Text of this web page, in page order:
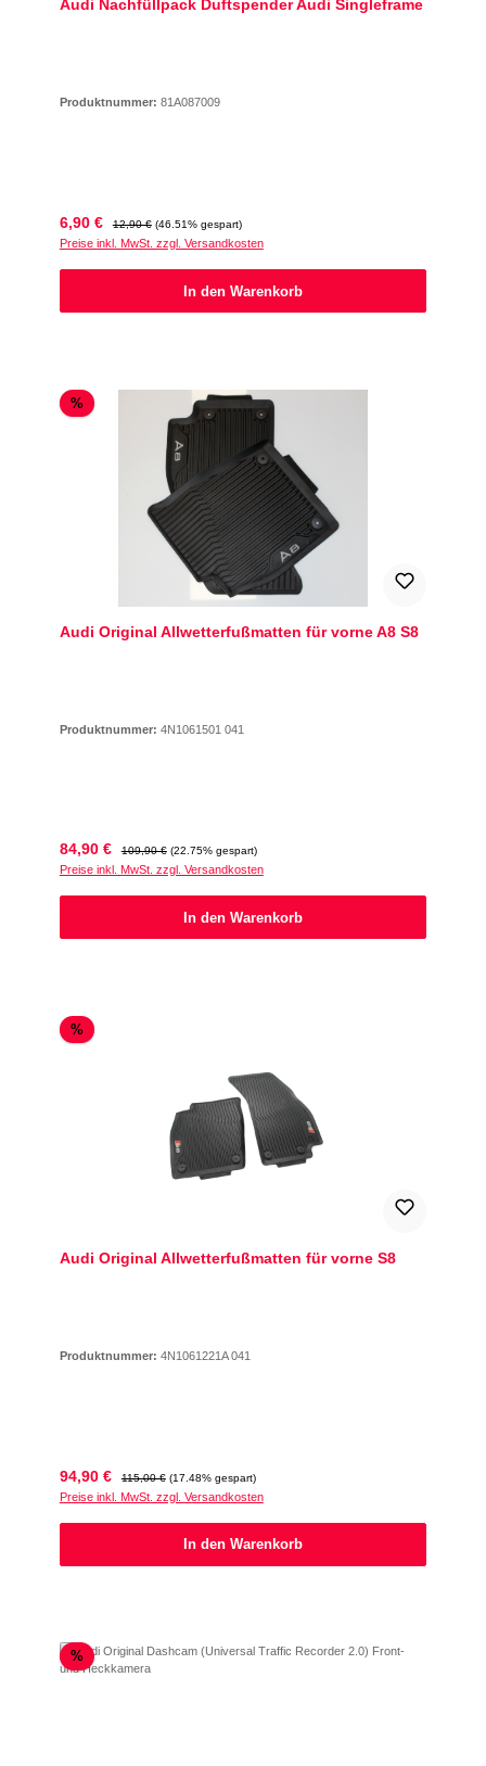
Audi Nachfüllpack Duftspender Audi Singleframe
Produktnummer: 81A087009
Verkaufspreis:
6,90 € Regulärer Preis:
12,90 € (46.51% gespart)
Preise inkl. MwSt. zzgl. Versandkosten
In den Warenkorb
%Rabatt
Audi Original Allwetterfußmatten für vorne A8 S8
Produktnummer: 4N1061501 041
Verkaufspreis:
84,90 € Regulärer Preis:
109,90 € (22.75% gespart)
Preise inkl. MwSt. zzgl. Versandkosten
In den Warenkorb
%Rabatt
Audi Original Allwetterfußmatten für vorne S8
Produktnummer: 4N1061221A 041
Verkaufspreis:
94,90 € Regulärer Preis:
115,00 € (17.48% gespart)
Preise inkl. MwSt. zzgl. Versandkosten
In den Warenkorb
%Rabatt